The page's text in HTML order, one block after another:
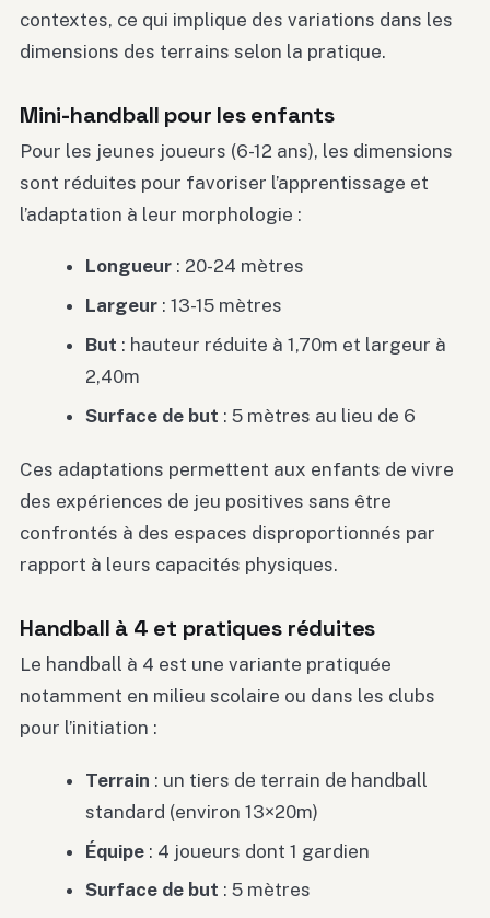
contextes, ce qui implique des variations dans les
dimensions des terrains selon la pratique.
Mini-handball pour les enfants
Pour les jeunes joueurs (6-12 ans), les dimensions
sont réduites pour favoriser l’apprentissage et
l’adaptation à leur morphologie :
Longueur : 20-24 mètres
Largeur : 13-15 mètres
But : hauteur réduite à 1,70m et largeur à
2,40m
Surface de but : 5 mètres au lieu de 6
Ces adaptations permettent aux enfants de vivre
des expériences de jeu positives sans être
confrontés à des espaces disproportionnés par
rapport à leurs capacités physiques.
Handball à 4 et pratiques réduites
Le handball à 4 est une variante pratiquée
notamment en milieu scolaire ou dans les clubs
pour l’initiation :
Terrain : un tiers de terrain de handball
standard (environ 13×20m)
Équipe : 4 joueurs dont 1 gardien
Surface de but : 5 mètres